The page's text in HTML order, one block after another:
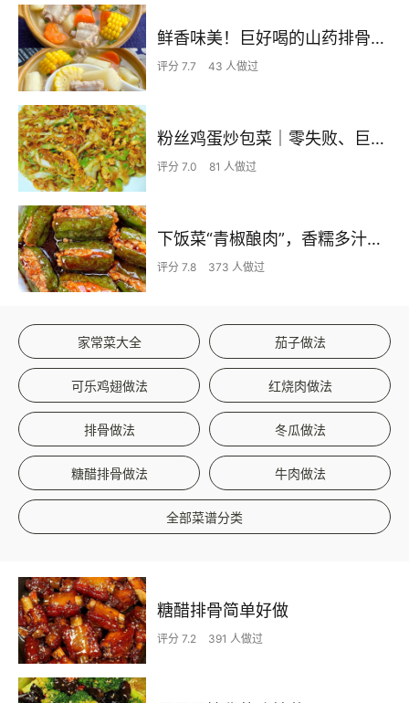
鲜香味美！巨好喝的山药排骨汤！！
评分 7.7 43 人做过
粉丝鸡蛋炒包菜｜零失败、巨下饭
评分 7.0 81 人做过
下饭菜“青椒酿肉”，香糯多汁鲜嫩下饭
评分 7.8 373 人做过
家常菜大全 茄子做法
可乐鸡翅做法 红烧肉做法
排骨做法 冬瓜做法
糖醋排骨做法 牛肉做法
全部菜谱分类
糖醋排骨简单好做
评分 7.2 391 人做过